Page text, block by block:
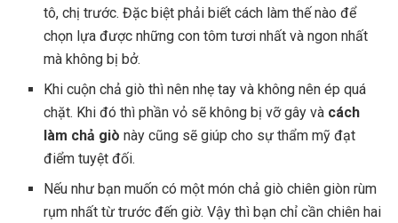
tô, chị trước. Đặc biệt phải biết cách làm thế nào để
chọn lựa được những con tôm tươi nhất và ngon nhất
mà không bị bở.
Khi cuộn chả giò thì nên nhẹ tay và không nên ép quá
chặt. Khi đó thì phần vỏ sẽ không bị vỡ gây và cách
làm chả giò này cũng sẽ giúp cho sự thẩm mỹ đạt
điểm tuyệt đối.
Nếu như bạn muốn có một món chả giò chiên giòn rùm
rụm nhất từ trước đến giờ. Vậy thì bạn chỉ cần chiên hai